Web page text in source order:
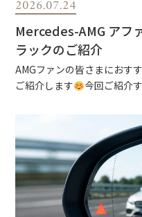
2026.07.24
Mercedes-AMG アフ
ラックのご紹介
AMGファンの皆さまにおす
ご紹介します
今回ご紹介